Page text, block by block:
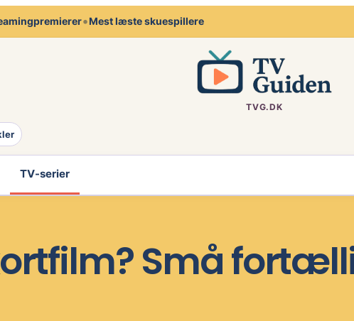
•Mest læste skuespillere
TVG.DK
TV-serier
Små